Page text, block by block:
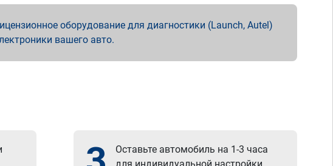
оборудование для диагностики (Launch, Autel)
вашего авто.
Оставьте автомобиль на 1-3 часа